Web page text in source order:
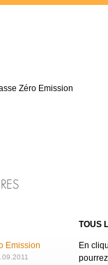
Zéro Emission
Emission
TOUS
En